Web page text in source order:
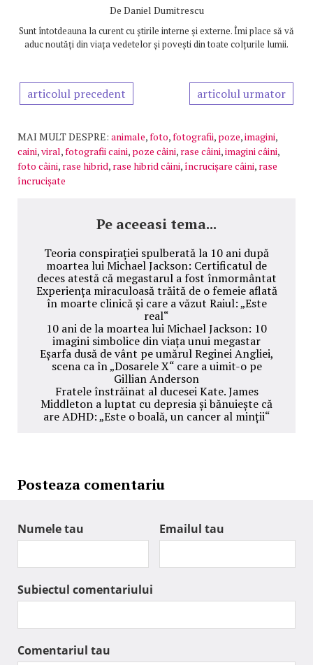
De Daniel Dumitrescu
Sunt întotdeauna la curent cu știrile interne și externe. Îmi place să vă
aduc noutăți din viața vedetelor și povești din toate colțurile lumii.
articolul precedent articolul urmator
MAI MULT DESPRE: animale,foto,fotografii, poze,imagini,
caini,viral,fotografii caini, poze câini, rase câini,imagini câini,
foto câini, rase hibrid, rase hibrid câini,încrucișare câini, rase
încrucișate
Pe aceeasi tema...
Teoria conspirației spulberată la 10 ani după
moartea lui Michael Jackson: Certificatul de
deces atestă că megastarul a fost înmormântat
Experiența miraculoasă trăită de o femeie aflată
în moarte clinică și care a văzut Raiul: „Este
real“
10 ani de la moartea lui Michael Jackson: 10
imagini simbolice din viața unui megastar
Eșarfa dusă de vânt pe umărul Reginei Angliei,
scena ca în „Dosarele X“ care a uimit-o pe
Gillian Anderson
Fratele înstrăinat al ducesei Kate. James
Middleton a luptat cu depresia și bănuiește că
are ADHD: „Este o boală, un cancer al minții“
Posteaza comentariu
Numele tau Emailul tau
Subiectul comentariului
Comentariul tau